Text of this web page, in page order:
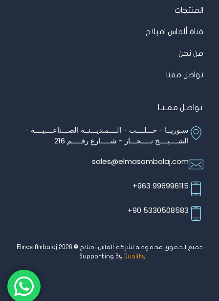
المنتجات
قناة ألماس امبلاج
من نحن
تواصل معنا
تواصـل معـنـا
سـوريــا - حـــلــــب - الــــمـديـــنــة الصـــناعــــيــــة -
الشــــيــــخ نـــــجـــار - شـــــارع رقـــــم 216
sales@elmasambalaj.com
996996115 963+
5330508583 90+
جميع الحقوق محفوظة لشركة ألماس أمبلاج © Elmas Ambalaj 2026
| Supporting By Quality